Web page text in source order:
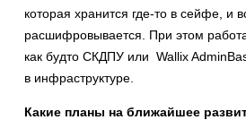
которая хранится где-то в сейфе, и
расшифровывается. При этом
как будто СКДПУ или Wallix
в инфраструктуре.
Какие планы на ближайшее